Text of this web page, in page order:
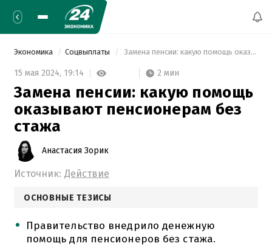
Экономика Соцвыплаты Замена пенсии: какую помощь оказывают пенсионерам без стажа
15 мая 2024, 19:14 2 мин
Замена пенсии: какую помощь
оказывают пенсионерам без
стажа
Анастасия Зорик
Источник: Действие
ОСНОВНЫЕ ТЕЗИСЫ
Правительство внедрило денежную
помощь для пенсионеров без стажа.